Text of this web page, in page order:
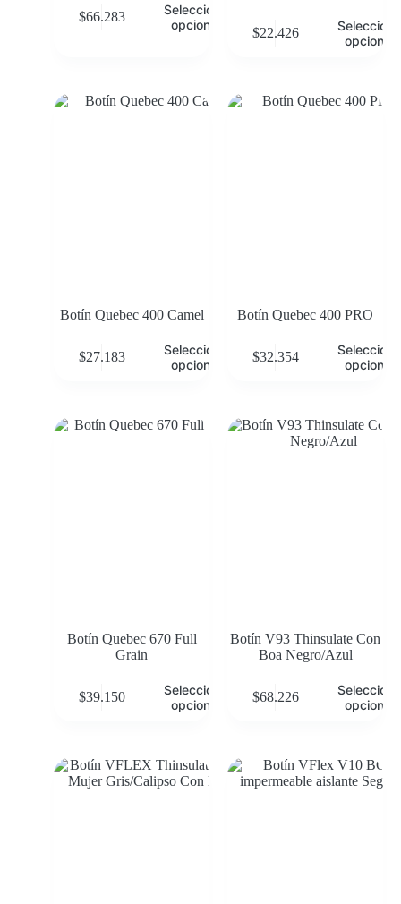
$66.283
Seleccionar
opciones
$22.426
opciones
Botín Quebec 400 Camel
$27.183
Seleccionar
opciones
Botín Quebec 400 PRO
$32.354
opciones
Botín Quebec 670 Full
Grain
$39.150
Seleccionar
opciones
Botín V93 Thinsulate Con
Boa Negro/Azul
$68.226
opciones